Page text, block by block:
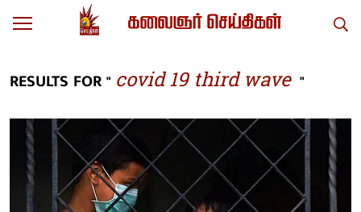
RESULTS FOR " covid 19 third wave "